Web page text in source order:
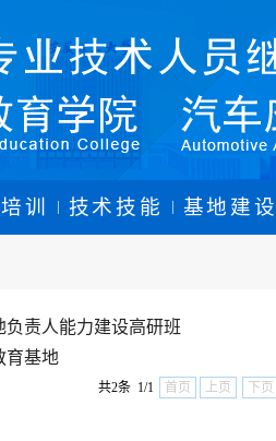
训 | 技术技能 | 基地建设
责人能力建设高研班
育基地
共2条 1/1 首页 上页 下页